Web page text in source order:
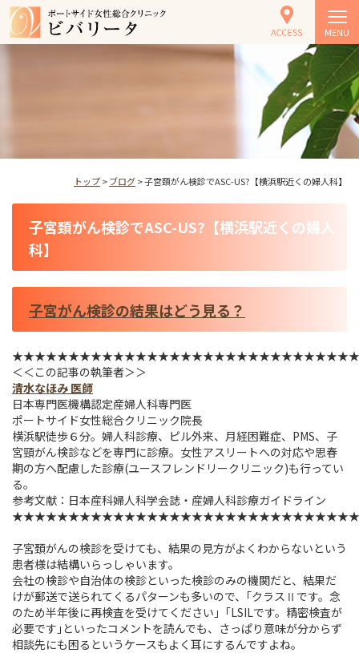
MENU
トップ>ブログ> 子宮頚がん検診でASC-US?【横浜駅近くの婦人科】
子宮頚がん検診でASC-US?【横浜駅近くの婦人
科】
子宮がん検診の結果はどう見る？
＜＜この記事の執筆者＞＞
清水なほみ 医師
日本専門医機構認定産婦人科専門医
ポートサイド女性総合クリニック院長
横浜駅徒歩６分。婦人科診療、ピル外来、月経困難症、PMS、子
宮頸がん検診などを専門に診療。女性アスリートへの対応や思春
期の方へ配慮した診療(ユースフレンドリークリニック)も行ってい
る。
参考文献：日本産科婦人科学会誌・産婦人科診療ガイドライン
子宮頚がんの検診を受けても、結果の見方がよくわからないという
患者様は結構いらっしゃいます。
会社の検診や自治体の検診といった検診のみの機関だと、結果だ
けが郵送で送られてくるパターンも多いので、｢クラスⅡです。念
のため半年後に再検査を受けてください｣「LSILです。精密検査が
必要です｣といったコメントを読んでも、さっぱり意味が分からず
相談先にも困るというケースもよく耳にするんですよね。